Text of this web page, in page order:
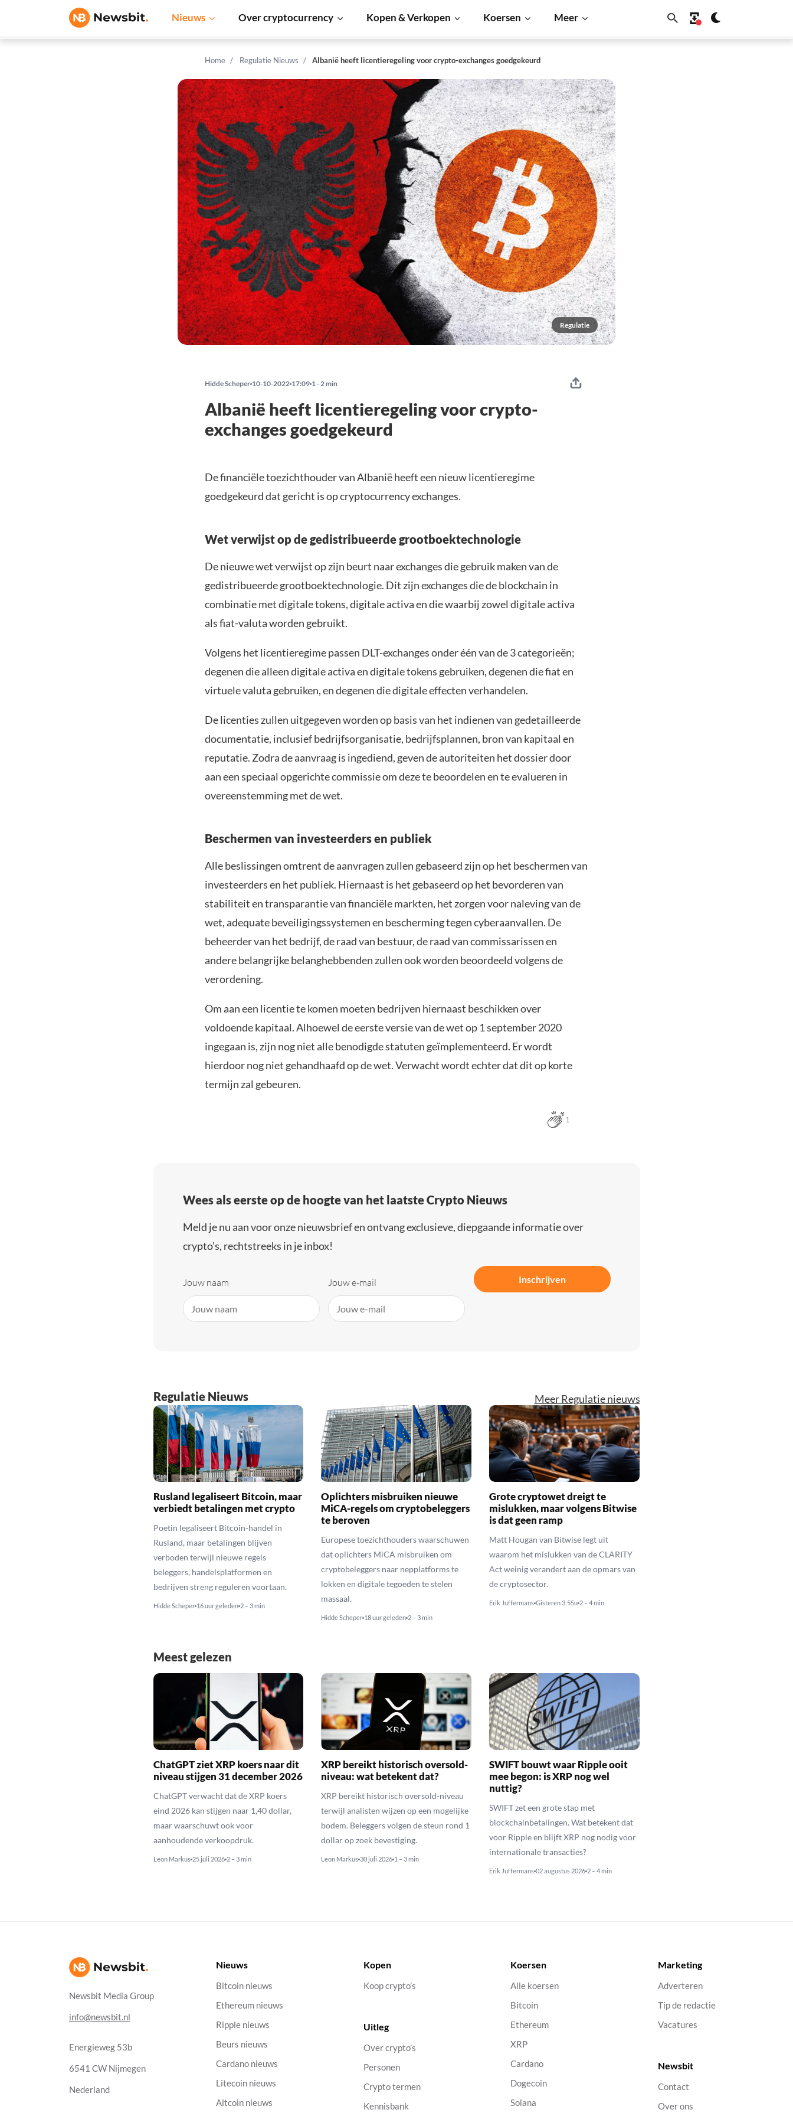
Nieuws Over cryptocurrency Kopen & Verkopen Koersen Meer
Home Regulatie Nieuws Albanië heeft licentieregeling voor crypto-exchanges goedgekeurd
Regulatie
Hidde Scheper 10-10-2022 17:09 1 - 2 min
Albanië heeft licentieregeling voor crypto-
exchanges goedgekeurd
De financiële toezichthouder van Albanië heeft een nieuw licentieregime
goedgekeurd dat gericht is op cryptocurrency exchanges.
Wet verwijst op de gedistribueerde grootboektechnologie
De nieuwe wet verwijst op zijn beurt naar exchanges die gebruik maken van de
gedistribueerde grootboektechnologie. Dit zijn exchanges die de blockchain in
combinatie met digitale tokens, digitale activa en die waarbij zowel digitale activa
als fiat-valuta worden gebruikt.
Volgens het licentieregime passen DLT-exchanges onder één van de 3 categorieën;
degenen die alleen digitale activa en digitale tokens gebruiken, degenen die fiat en
virtuele valuta gebruiken, en degenen die digitale effecten verhandelen.
De licenties zullen uitgegeven worden op basis van het indienen van gedetailleerde
documentatie, inclusief bedrijfsorganisatie, bedrijfsplannen, bron van kapitaal en
reputatie. Zodra de aanvraag is ingediend, geven de autoriteiten het dossier door
aan een speciaal opgerichte commissie om deze te beoordelen en te evalueren in
overeenstemming met de wet.
Beschermen van investeerders en publiek
Alle beslissingen omtrent de aanvragen zullen gebaseerd zijn op het beschermen van
investeerders en het publiek. Hiernaast is het gebaseerd op het bevorderen van
stabiliteit en transparantie van financiële markten, het zorgen voor naleving van de
wet, adequate beveiligingssystemen en bescherming tegen cyberaanvallen. De
beheerder van het bedrijf, de raad van bestuur, de raad van commissarissen en
andere belangrijke belanghebbenden zullen ook worden beoordeeld volgens de
verordening.
Om aan een licentie te komen moeten bedrijven hiernaast beschikken over
voldoende kapitaal. Alhoewel de eerste versie van de wet op 1 september 2020
ingegaan is, zijn nog niet alle benodigde statuten geïmplementeerd. Er wordt
hierdoor nog niet gehandhaafd op de wet. Verwacht wordt echter dat dit op korte
termijn zal gebeuren.
1
Wees als eerste op de hoogte van het laatste Crypto Nieuws
Meld je nu aan voor onze nieuwsbrief en ontvang exclusieve, diepgaande informatie over
crypto’s, rechtstreeks in je inbox!
Jouw naam Jouw e-mail Inschrijven
Regulatie Nieuws Meer Regulatie nieuws
Rusland legaliseert Bitcoin, maar
verbiedt betalingen met crypto
Poetin legaliseert Bitcoin-handel in
Rusland, maar betalingen blijven
verboden terwijl nieuwe regels
beleggers, handelsplatformen en
bedrijven streng reguleren voortaan.
Hidde Scheper 16 uur geleden 2 – 3 min
Oplichters misbruiken nieuwe
MiCA-regels om cryptobeleggers
te beroven
Europese toezichthouders waarschuwen
dat oplichters MiCA misbruiken om
cryptobeleggers naar nepplatforms te
lokken en digitale tegoeden te stelen
massaal.
Hidde Scheper 18 uur geleden 2 – 3 min
Grote cryptowet dreigt te
mislukken, maar volgens Bitwise
is dat geen ramp
Matt Hougan van Bitwise legt uit
waarom het mislukken van de CLARITY
Act weinig verandert aan de opmars van
de cryptosector.
Erik Juffermans Gisteren 3:55u 2 – 4 min
Meest gelezen
ChatGPT ziet XRP koers naar dit
niveau stijgen 31 december 2026
ChatGPT verwacht dat de XRP koers
eind 2026 kan stijgen naar 1,40 dollar,
maar waarschuwt ook voor
aanhoudende verkoopdruk.
Leon Markus 25 juli 2026 2 – 3 min
XRP bereikt historisch oversold-
niveau: wat betekent dat?
XRP bereikt historisch oversold-niveau
terwijl analisten wijzen op een mogelijke
bodem. Beleggers volgen de steun rond 1
dollar op zoek bevestiging.
Leon Markus 30 juli 2026 1 – 3 min
SWIFT bouwt waar Ripple ooit
mee begon: is XRP nog wel
nuttig?
SWIFT zet een grote stap met
blockchainbetalingen. Wat betekent dat
voor Ripple en blijft XRP nog nodig voor
internationale transacties?
Erik Juffermans 02 augustus 2026 2 – 4 min
Newsbit Media Group
info@newsbit.nl
Energieweg 53b
6541 CW Nijmegen
Nederland
Nieuws
Bitcoin nieuws
Ethereum nieuws
Ripple nieuws
Beurs nieuws
Cardano nieuws
Litecoin nieuws
Altcoin nieuws
Kopen
Koop crypto’s
Uitleg
Over crypto’s
Personen
Crypto termen
Kennisbank
Koersen
Alle koersen
Bitcoin
Ethereum
XRP
Cardano
Dogecoin
Solana
Marketing
Adverteren
Tip de redactie
Vacatures
Newsbit
Contact
Over ons